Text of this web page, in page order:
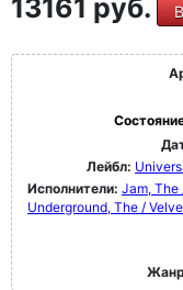
13161 руб.
Лейбл:
Исполнители: Jam, The
Underground, The /